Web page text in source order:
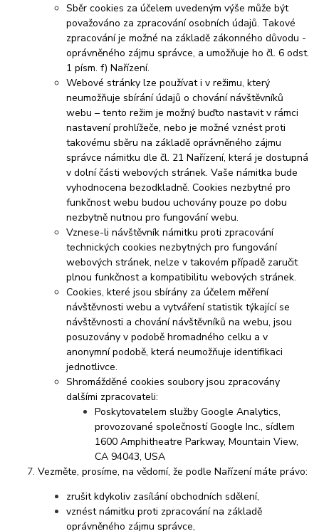
Sběr cookies za účelem uvedeným výše může být
považováno za zpracování osobních údajů. Takové
zpracování je možné na základě zákonného důvodu -
oprávněného zájmu správce, a umožňuje ho čl. 6 odst.
1 písm. f) Nařízení.
Webové stránky lze používat i v režimu, který
neumožňuje sbírání údajů o chování návštěvníků
webu – tento režim je možný buďto nastavit v rámci
nastavení prohlížeče, nebo je možné vznést proti
takovému sběru na základě oprávněného zájmu
správce námitku dle čl. 21 Nařízení, která je dostupná
v dolní části webových stránek. Vaše námitka bude
vyhodnocena bezodkladně. Cookies nezbytné pro
funkčnost webu budou uchovány pouze po dobu
nezbytně nutnou pro fungování webu.
Vznese-li návštěvník námitku proti zpracování
technických cookies nezbytných pro fungování
webových stránek, nelze v takovém případě zaručit
plnou funkčnost a kompatibilitu webových stránek.
Cookies, které jsou sbírány za účelem měření
návštěvnosti webu a vytváření statistik týkající se
návštěvnosti a chování návštěvníků na webu, jsou
posuzovány v podobě hromadného celku a v
anonymní podobě, která neumožňuje identifikaci
jednotlivce.
Shromážděné cookies soubory jsou zpracovány
dalšími zpracovateli:
Poskytovatelem služby Google Analytics,
provozované společností Google Inc., sídlem
1600 Amphitheatre Parkway, Mountain View,
CA 94043, USA
Vezměte, prosíme, na vědomí, že podle Nařízení máte právo:
zrušit kdykoliv zasílání obchodních sdělení,
vznést námitku proti zpracování na základě
oprávněného zájmu správce,